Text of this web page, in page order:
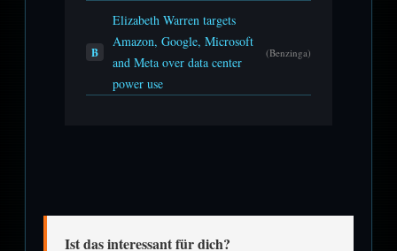
B
Elizabeth Warren targets
Amazon, Google, Microsoft
and Meta over data center
power use
(Benzinga)
Ist das interessant für dich?